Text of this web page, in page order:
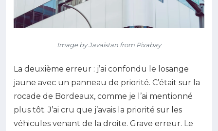
Image by Javaistan from Pixabay
La deuxième erreur : j’ai confondu le losange
jaune avec un panneau de priorité. C’était sur la
rocade de Bordeaux, comme je l’ai mentionné
plus tôt. J’ai cru que j’avais la priorité sur les
véhicules venant de la droite. Grave erreur. Le